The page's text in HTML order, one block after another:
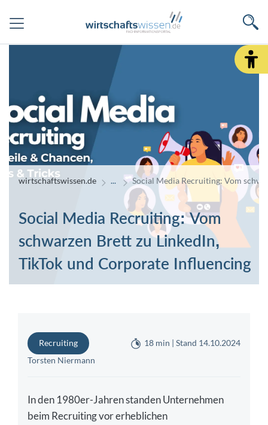
wirtschaftswissen.de Social Media Recruiting: Vom
Social Media Recruiting: Vom
schwarzen Brett zu LinkedIn,
TikTok und Corporate Influencing
Recruiting
18 min | Stand 14.10.2024
Torsten Niermann
In den 1980er-Jahren standen Unternehmen
beim Recruiting vor erheblichen